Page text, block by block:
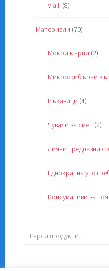
Vialli (8)
Материали (70)
Мокри кърпи (2)
Микрофибърни
Ръкавици (4)
Чували за смет (2)
Лични предпазни
Еднократна
Консумативи за
Търсене